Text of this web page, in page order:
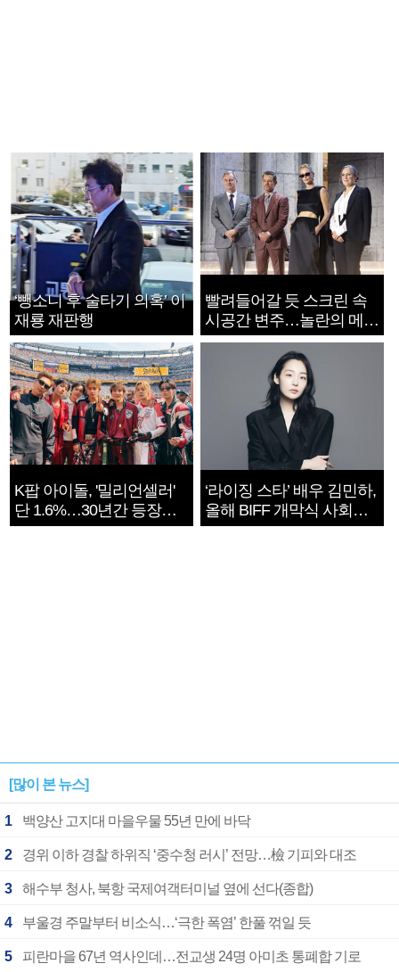
‘뺑소니 후 술타기 의혹’ 이
재룡 재판행
빨려들어갈 듯 스크린 속
시공간 변주…놀란의 메시
지는 ‘전쟁 속죄’
K팝 아이돌, '밀리언셀러'
단 1.6%…30년간 등장
1182개팀 전수조사
‘라이징 스타’ 배우 김민하,
올해 BIFF 개막식 사회자
확정
[많이 본 뉴스]
1 백양산 고지대 마을우물 55년 만에 바닥
2 경위 이하 경찰 하위직 ‘중수청 러시’ 전망…檢 기피와 대조
3 해수부 청사, 북항 국제여객터미널 옆에 선다(종합)
4 부울경 주말부터 비소식…‘극한 폭염’ 한풀 꺾일 듯
5 피란마을 67년 역사인데…전교생 24명 아미초 통폐합 기로